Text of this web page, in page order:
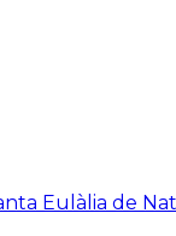
Eulàlia de